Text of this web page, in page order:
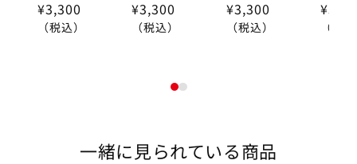
¥3,300
（税込）
¥3,300
（税込）
¥3,300
（税込） （税
12
一緒に見られている商品